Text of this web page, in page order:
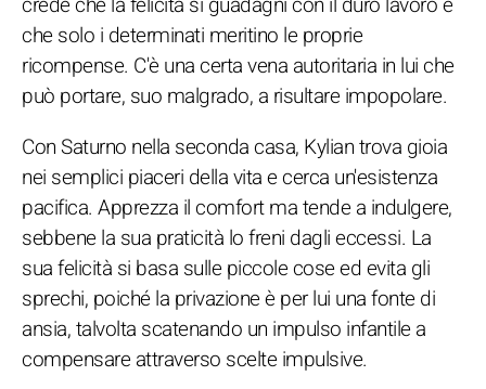
che solo i determinati meritino le proprie
ricompense. C'è una certa vena autoritaria in lui che
può portare, suo malgrado, a risultare impopolare.
Con Saturno nella seconda casa, Kylian trova gioia
nei semplici piaceri della vita e cerca un'esistenza
pacifica. Apprezza il comfort ma tende a indulgere,
sebbene la sua praticità lo freni dagli eccessi. La
sua felicità si basa sulle piccole cose ed evita gli
sprechi, poiché la privazione è per lui una fonte di
ansia, talvolta scatenando un impulso infantile a
compensare attraverso scelte impulsive.